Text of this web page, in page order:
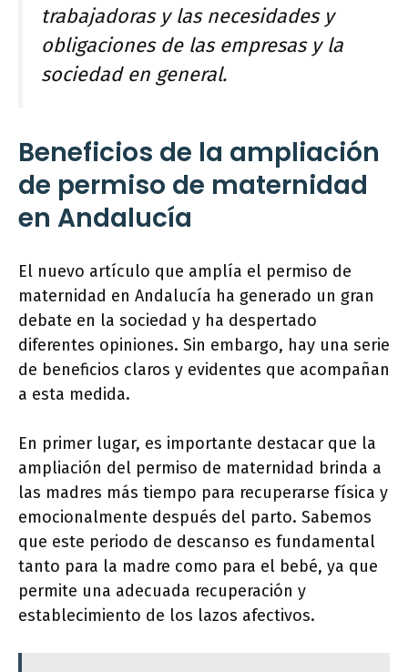
trabajadoras y las necesidades y
obligaciones de las empresas y la
sociedad en general.
Beneficios de la ampliación
de permiso de maternidad
en Andalucía
El nuevo artículo que amplía el permiso de
maternidad en Andalucía ha generado un gran
debate en la sociedad y ha despertado
diferentes opiniones. Sin embargo, hay una serie
de beneficios claros y evidentes que acompañan
a esta medida.
En primer lugar, es importante destacar que la
ampliación del permiso de maternidad brinda a
las madres más tiempo para recuperarse física y
emocionalmente después del parto. Sabemos
que este periodo de descanso es fundamental
tanto para la madre como para el bebé, ya que
permite una adecuada recuperación y
establecimiento de los lazos afectivos.